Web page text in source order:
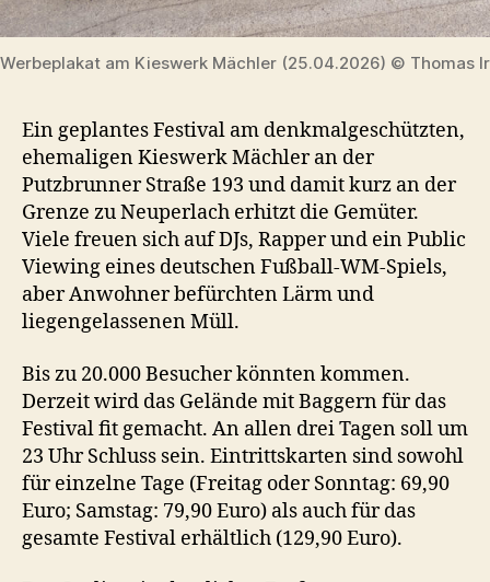
Werbeplakat am Kieswerk Mächler (25.04.2026) © Thomas
Ein geplantes Festival am denkmalgeschützten,
ehemaligen Kieswerk Mächler an der
Putzbrunner Straße 193 und damit kurz an der
Grenze zu Neuperlach erhitzt die Gemüter.
Viele freuen sich auf DJs, Rapper und ein Public
Viewing eines deutschen Fußball-WM-Spiels,
aber Anwohner befürchten Lärm und
liegengelassenen Müll.
Bis zu 20.000 Besucher könnten kommen.
Derzeit wird das Gelände mit Baggern für das
Festival fit gemacht. An allen drei Tagen soll um
23 Uhr Schluss sein. Eintrittskarten sind sowohl
für einzelne Tage (Freitag oder Sonntag: 69,90
Euro; Samstag: 79,90 Euro) als auch für das
gesamte Festival erhältlich (129,90 Euro).